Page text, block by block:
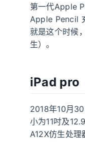
第一代Apple
Apple Pencil
就是这个时候
生）。
iPad pro
2018年10月
小为11吋及
A12X仿生处